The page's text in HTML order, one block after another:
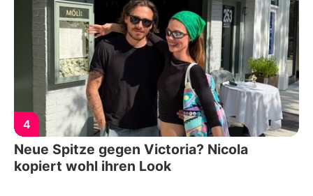
4
Neue Spitze gegen Victoria? Nicola
kopiert wohl ihren Look